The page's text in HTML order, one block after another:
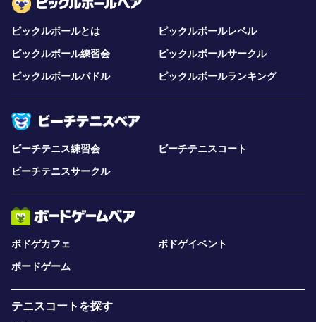
ピックルボールとは
ピックルボールレベル
ピックルボール練習会
ピックルボールサークル
ピックルボールパドル
ピックルボールランキング
ビーチテニス練習会
ビーチテニスコート
ビーチテニスサークル
ボドゲカフェ
ボドゲイベント
ボードゲーム
テニスコートを探す